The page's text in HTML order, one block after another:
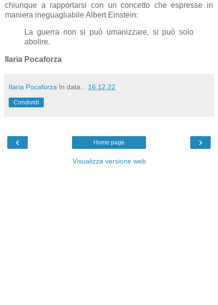
chiunque a rapportarsi con un concetto che espresse in
maniera ineguagliabile Albert Einstein:
La guerra non si può umanizzare, si può solo
abolire.
Ilaria Pocaforza
Ilaria Pocaforza In data... 16.12.22
Condividi
‹ ›
Home page
Visualizza versione web